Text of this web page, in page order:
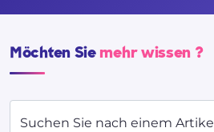
Möchten Sie mehr wissen ?
Suchen Sie nach einem Artikel